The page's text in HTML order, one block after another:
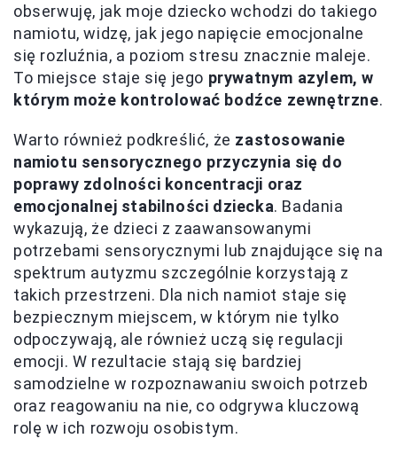
obserwuję, jak moje dziecko wchodzi do takiego
namiotu, widzę, jak jego napięcie emocjonalne
się rozluźnia, a poziom stresu znacznie maleje.
To miejsce staje się jego prywatnym azylem, w
którym może kontrolować bodźce zewnętrzne.
Warto również podkreślić, że zastosowanie
namiotu sensorycznego przyczynia się do
poprawy zdolności koncentracji oraz
emocjonalnej stabilności dziecka. Badania
wykazują, że dzieci z zaawansowanymi
potrzebami sensorycznymi lub znajdujące się na
spektrum autyzmu szczególnie korzystają z
takich przestrzeni. Dla nich namiot staje się
bezpiecznym miejscem, w którym nie tylko
odpoczywają, ale również uczą się regulacji
emocji. W rezultacie stają się bardziej
samodzielne w rozpoznawaniu swoich potrzeb
oraz reagowaniu na nie, co odgrywa kluczową
rolę w ich rozwoju osobistym.